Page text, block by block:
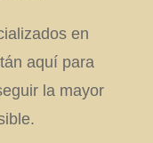
en
aquí para
la mayor